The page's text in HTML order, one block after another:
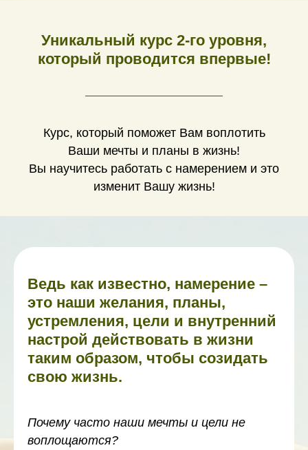
Уникальный курс 2-го уровня,
который проводится впервые!
Курс, который поможет Вам воплотить
Ваши мечты и планы в жизнь!
Вы научитесь работать с намерением и это
изменит Вашу жизнь!
Ведь как известно, намерение –
это наши желания, планы,
устремления, цели и внутренний
настрой действовать в жизни
таким образом, чтобы созидать
свою жизнь.
Почему часто наши мечты и цели не
воплощаются?